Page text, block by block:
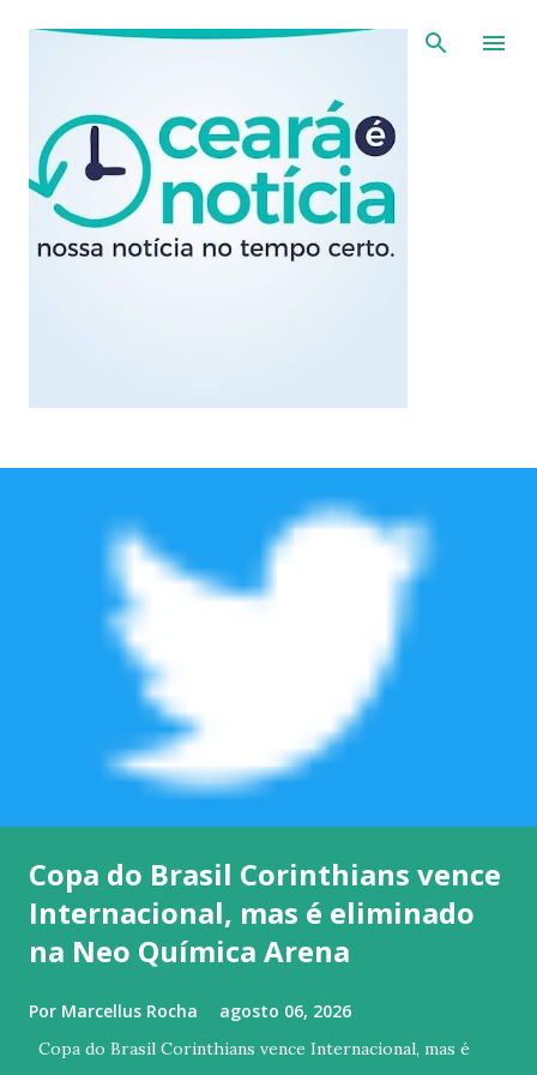
Pular para o conteúdo principal
Copa do Brasil Corinthians vence
Internacional, mas é eliminado
na Neo Química Arena
Por Marcellus Rocha agosto 06, 2026
Copa do Brasil Corinthians vence Internacional, mas é